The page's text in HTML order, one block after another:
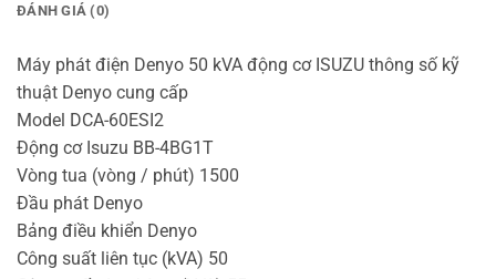
ĐÁNH GIÁ (0)
Máy phát điện Denyo 50 kVA động cơ ISUZU thông số kỹ
thuật Denyo cung cấp
Model DCA-60ESI2
Động cơ Isuzu BB-4BG1T
Vòng tua (vòng / phút) 1500
Đầu phát Denyo
Bảng điều khiển Denyo
Công suất liên tục (kVA) 50